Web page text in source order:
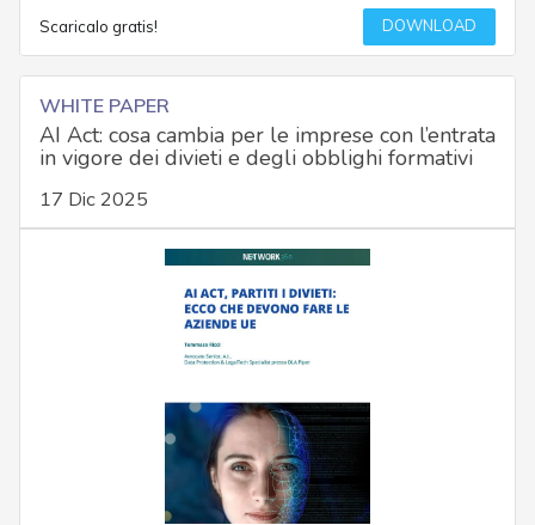
Scaricalo gratis! DOWNLOAD
WHITE PAPER
AI Act: cosa cambia per le imprese con l’entrata
in vigore dei divieti e degli obblighi formativi
17 Dic 2025